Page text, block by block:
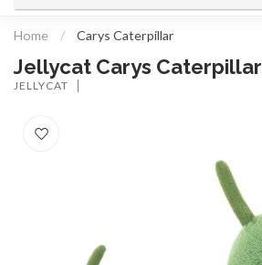
Home / Carys Caterpillar
Jellycat Carys Caterpillar
JELLYCAT